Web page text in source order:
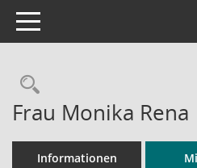
Toggle navigation
Rechercheauswahl
Frau Monika Rena
Informationen